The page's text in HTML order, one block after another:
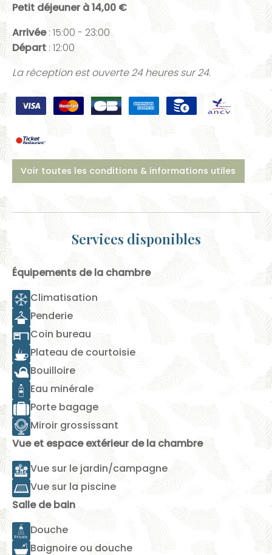
Petit déjeuner à 14,00 €
Arrivée: 15:00 - 23:00
Départ : 12:00
La réception est ouverte 24 heures sur 24.
Voir toutes les conditions & informations utiles
Services disponibles
Équipements de la chambre
Climatisation
Penderie
Coin bureau
Plateau de courtoisie
Bouilloire
Eau minérale
Porte bagage
Miroir grossissant
Vue et espace extérieur de la chambre
Vue sur le jardin/campagne
Vue sur la piscine
Salle de bain
Douche
Baignoire ou douche